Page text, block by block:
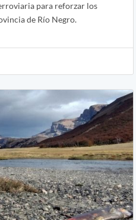
para reforzar los
de Río Negro.